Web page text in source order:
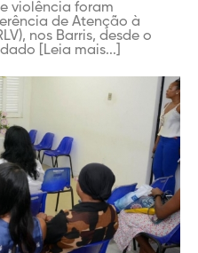
violência foram
de Atenção à
nos Barris, desde o
[Leia mais...]